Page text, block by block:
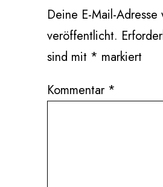
Deine E-Mail-
veröffentlicht.
sind mit * markiert
Kommentar *